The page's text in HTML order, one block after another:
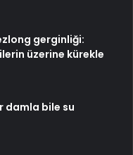
gerginliği:
üzerine kürekle
damla bile su